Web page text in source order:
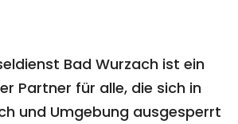
Bad Wurzach ist ein
Partner für alle, die sich in
und Umgebung ausgesperrt